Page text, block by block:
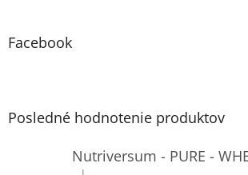
Facebook
Posledné hodnotenie produktov
Nutriversum - PURE -